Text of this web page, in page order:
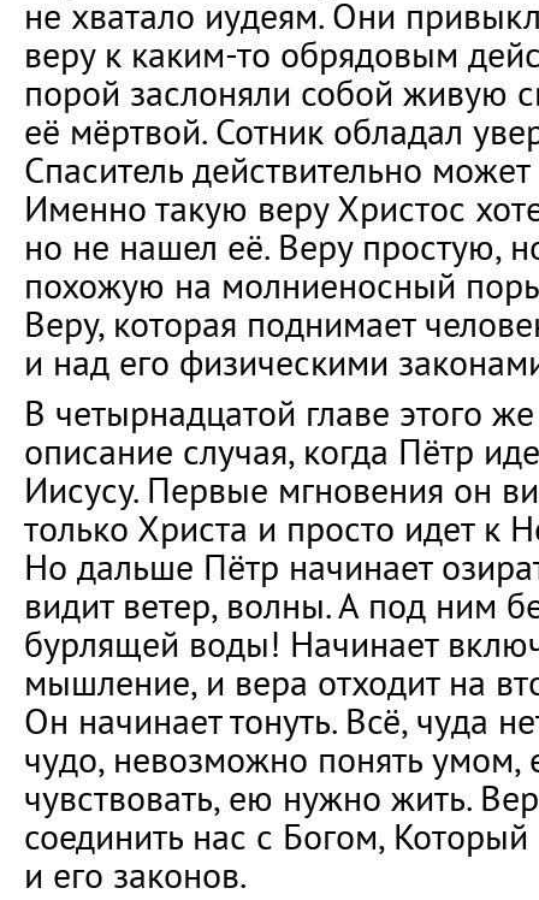
не хватало иудеям. Они
веру к каким-то обрядовым
порой заслоняли собой живую
её мёртвой. Сотник обладал
Спаситель действительно
Именно такую веру Христос
но не нашел её. Веру простую,
похожую на молниеносный
Веру, которая поднимает
и над его физическими
В четырнадцатой главе этого
описание случая, когда Пётр
Иисусу. Первые мгновения он
только Христа и просто идет к
Но дальше Пётр начинает
видит ветер, волны. А под ним
бурлящей воды! Начинает
мышление, и вера отходит на
Он начинает тонуть. Всё, чуда
чудо, невозможно понять умом,
чувствовать, ею нужно жить.
соединить нас с Богом,
и его законов.